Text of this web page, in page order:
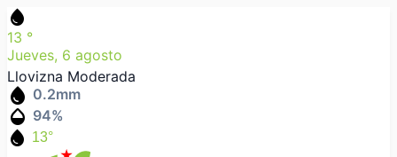
water_drop
13 °
Jueves, 6 agosto
Llovizna Moderada
water_drop 0.2mm
humidity_mid 94%
water_drop 13°